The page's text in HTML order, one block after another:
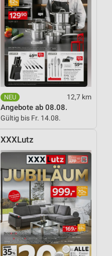
12,7 km
Angebote ab 08.08.
Gültig bis Fr. 14.08.
XXXLutz